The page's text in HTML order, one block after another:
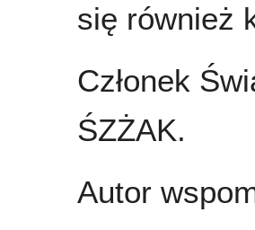
się również
Członek
ŚZŻAK.
Autor